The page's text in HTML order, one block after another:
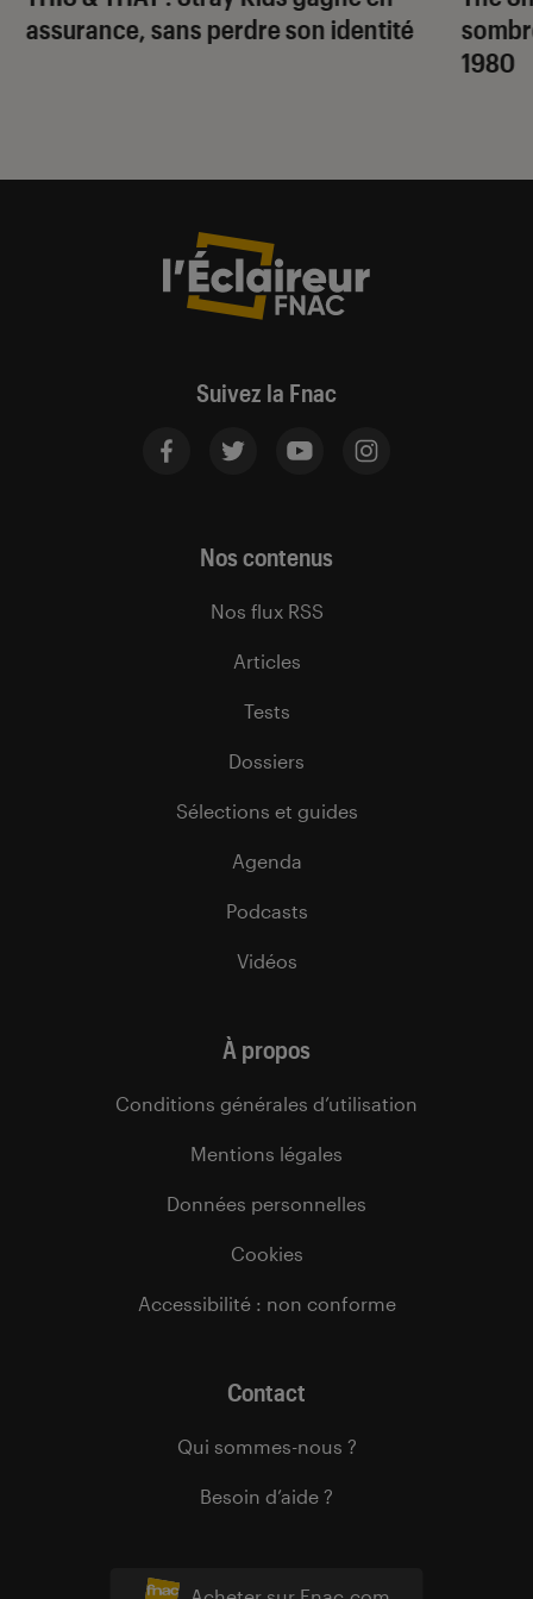
assurance, sans perdre son identité
1980
Suivez la Fnac
Nos contenus
Nos flux RSS
Articles
Tests
Dossiers
Sélections et guides
Agenda
Podcasts
Vidéos
À propos
Conditions générales d’utilisation
Mentions légales
Données personnelles
Cookies
Accessibilité : non conforme
Contact
Qui sommes-nous ?
Besoin d’aide ?